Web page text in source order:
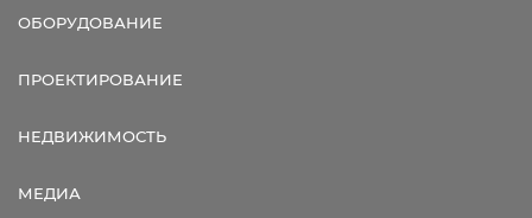
ОБОРУДОВАНИЕ
ПРОЕКТИРОВАНИЕ
НЕДВИЖИМОСТЬ
МЕДИА